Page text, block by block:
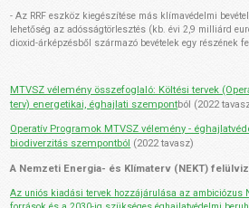
- Az RRF eszköz kiegészítése más klímavédelmi
lehetőség az adósságtörlesztés (kb. évi 2,9 milliárd
dioxid-árképzésből származó bevételek egy részének
MTVSZ vélemény összefoglaló: Költési tervek
terv) energetikai, éghajlati szempontból (2022
Operatív Programok MTVSZ vélemény -
biodiverzitás szempontból (2022 tavasz)
A Nemzeti Energia- és Klímaterv (NEKT)
Az uniós kiadási tervek hozzájárulása az ambiciózus